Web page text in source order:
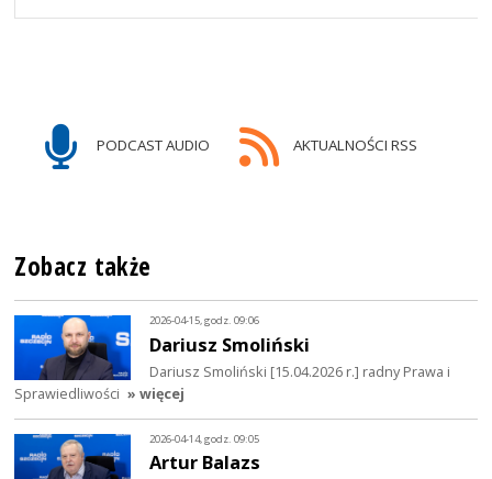
PODCAST AUDIO AKTUALNOŚCI RSS
Zobacz także
2026-04-15, godz. 09:06
Dariusz Smoliński
Dariusz Smoliński [15.04.2026 r.] radny Prawa i
Sprawiedliwości » więcej
2026-04-14, godz. 09:05
Artur Balazs